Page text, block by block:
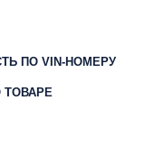
ПО VIN-НОМЕРУ
ТОВАРЕ